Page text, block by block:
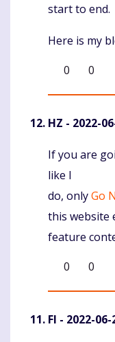
start to end.
Here is my
0
0
HZ - 2022-
Komentaras
If you are
like I
do, onlyGo
this website
feature
0
0
FI - 2022-06-